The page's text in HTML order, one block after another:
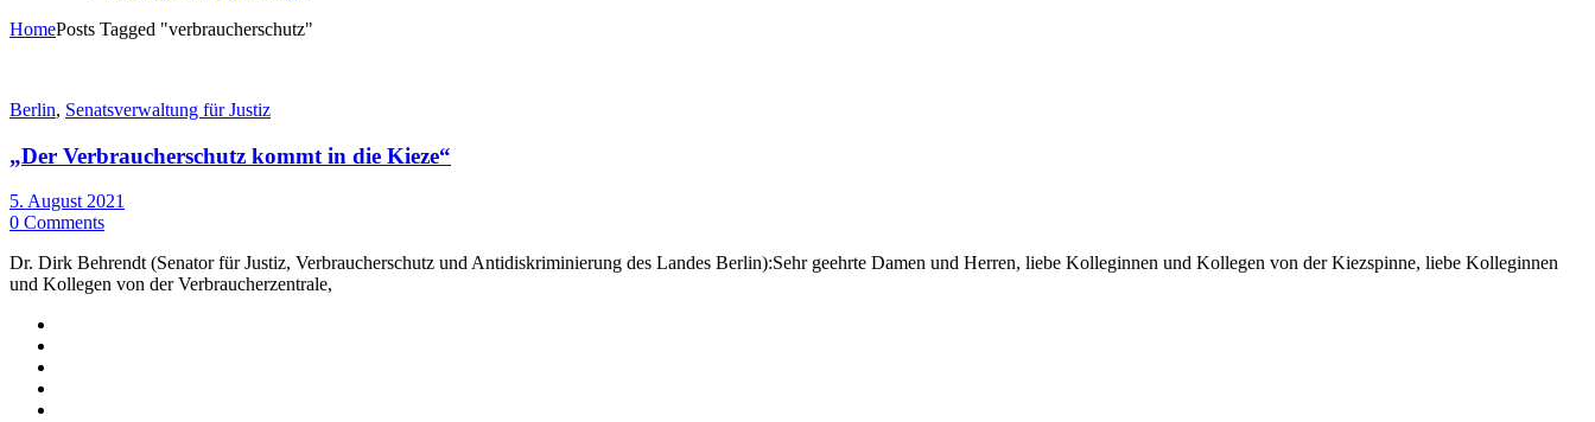
HomePosts Tagged "verbraucherschutz"
Berlin, Senatsverwaltung für Justiz
„Der Verbraucherschutz kommt in die Kieze“
5. August 2021
0 Comments
Dr. Dirk Behrendt (Senator für Justiz, Verbraucherschutz und Antidiskriminierung des Landes Berlin):Sehr geehrte Damen und Herren, liebe Kolleginnen und Kollegen von der Kiezspinne, liebe Kolleginnen
und Kollegen von der Verbraucherzentrale,